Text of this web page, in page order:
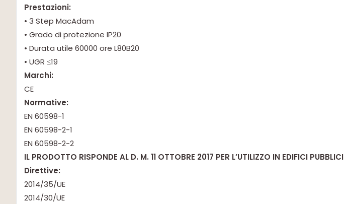
Prestazioni:
• 3 Step MacAdam
• Grado di protezione IP20
• Durata utile 60000 ore L80B20
• UGR ≤19
Marchi:
CE
Normative:
EN 60598-1
EN 60598-2-1
EN 60598-2-2
IL PRODOTTO RISPONDE AL D. M. 11 OTTOBRE 2017 PER L’UTILIZZO IN EDIFICI PUBBLICI
Direttive:
2014/35/UE
2014/30/UE